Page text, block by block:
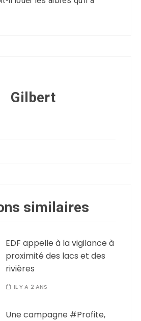
Gilbert
similaires
EDF appelle à la vigilance à
proximité des lacs et des
rivières
IL Y A 2 ANS
Une campagne #Profite,